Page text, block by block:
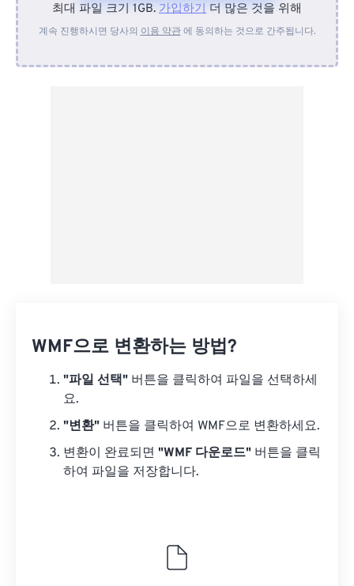
장치에서
최대 파일 크기 1GB. 가입하기 더 많은 것을 위해
계속 진행하시면 당사의 이용 약관에 동의하는 것으로 간주됩니다.
WMF으로 변환하는 방법?
"파일 선택" 버튼을 클릭하여 파일을 선택하세
요.
"변환" 버튼을 클릭하여 WMF으로 변환하세요.
변환이 완료되면 "WMF 다운로드" 버튼을 클릭
하여 파일을 저장합니다.